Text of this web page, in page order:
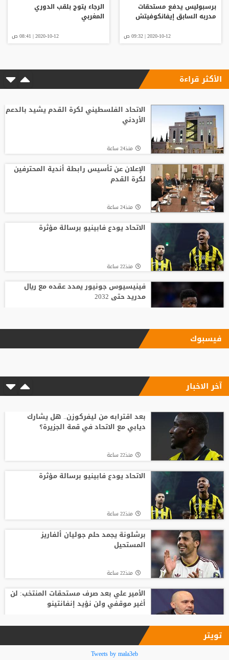
برسبوليس يدفع مستحقات
مدربه السابق إيفانكوفيتش
2020-10-12 | 09:32 ص
الرجاء يتوج بلقب الدوري
المغربي
2020-10-12 | 08:41 ص
الأكثر قراءة
الاتحاد الفلسطيني لكرة القدم يشيد بالدعم
الأردني
منذ24 ساعة
الإعلان عن تأسيس رابطة أندية المحترفين
لكرة القدم
منذ24 ساعة
الاتحاد يودع فابينيو برسالة مؤثرة
منذ22 ساعة
فينيسيوس جونيور يمدد عقده مع ريال
مدريد حتى 2032
بعد اقترابه من ليفركوزن.. هل يشارك ديابي
الأمير علي بعد صرف مستحقات المنتخب: لن
أغير موقفي ولن نؤيد إنفانتينو
بعد ساعات من توقيع العقود.. محمد صلاح
يخوض أول مران مع طرابزون سبور
فيسبوك
آخر الاخبار
بعد اقترابه من ليفركوزن.. هل يشارك
ديابي مع الاتحاد في قمة الجزيرة؟
منذ22 ساعة
الاتحاد يودع فابينيو برسالة مؤثرة
منذ22 ساعة
برشلونة يجمد حلم جوليان ألفاريز
المستحيل
منذ22 ساعة
الأمير علي بعد صرف مستحقات المنتخب: لن
أغير موقفي ولن نؤيد إنفانتينو
فينيسيوس جونيور يمدد عقده مع ريال
تويتر
Tweets by mala3eb